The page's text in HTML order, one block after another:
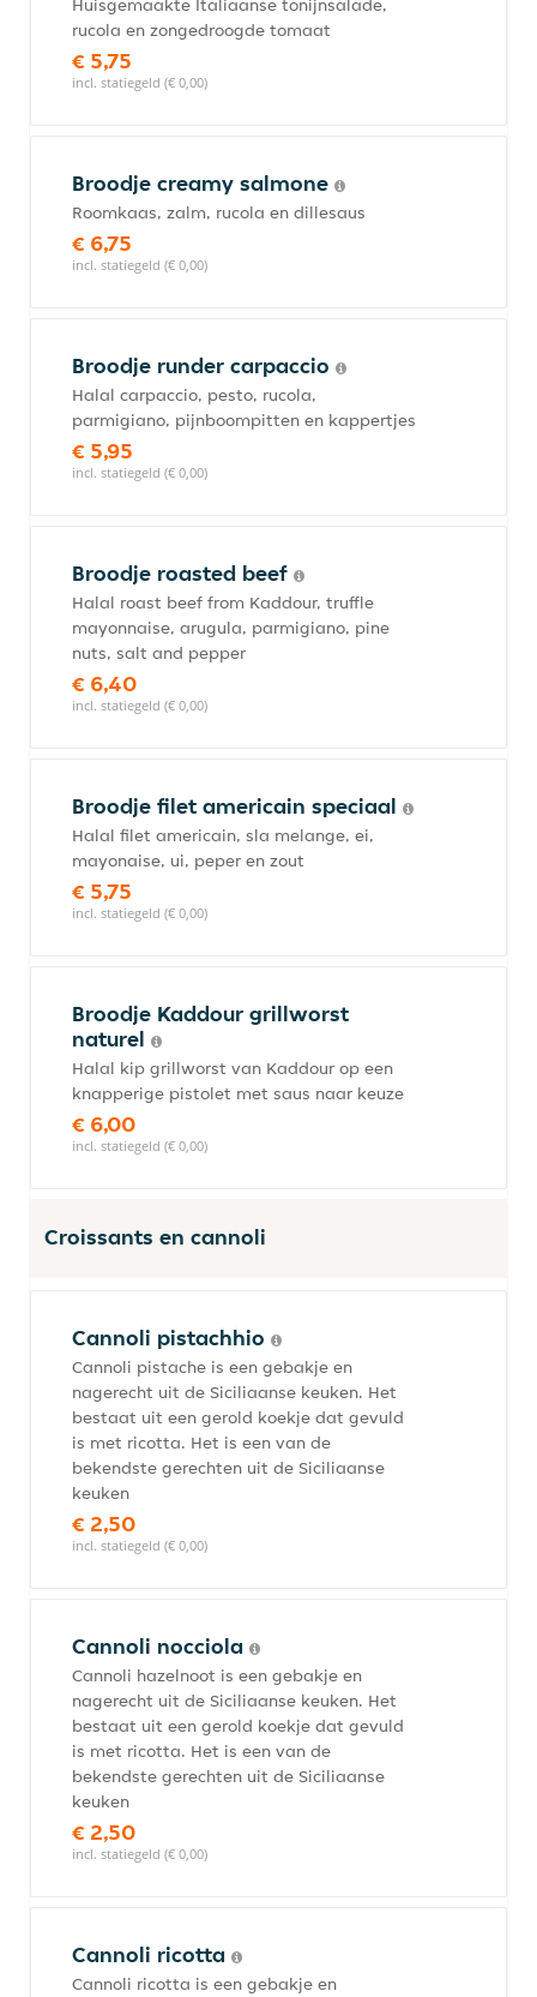
Huisgemaakte Italiaanse tonijnsalade,
rucola en zongedroogde tomaat
€ 5,75
incl. statiegeld (€ 0,00)
Broodje creamy salmone
Roomkaas, zalm, rucola en dillesaus
€ 6,75
incl. statiegeld (€ 0,00)
Broodje runder carpaccio
Halal carpaccio, pesto, rucola,
parmigiano, pijnboompitten en kappertjes
€ 5,95
incl. statiegeld (€ 0,00)
Broodje roasted beef
Halal roast beef from Kaddour, truffle
mayonnaise, arugula, parmigiano, pine
nuts, salt and pepper
€ 6,40
incl. statiegeld (€ 0,00)
Broodje filet americain speciaal
Halal filet americain, sla melange, ei,
mayonaise, ui, peper en zout
€ 5,75
incl. statiegeld (€ 0,00)
Broodje Kaddour grillworst
naturel
Halal kip grillworst van Kaddour op een
knapperige pistolet met saus naar keuze
€ 6,00
incl. statiegeld (€ 0,00)
Croissants en cannoli
Cannoli pistachhio
Cannoli pistache is een gebakje en
nagerecht uit de Siciliaanse keuken. Het
bestaat uit een gerold koekje dat gevuld
is met ricotta. Het is een van de
bekendste gerechten uit de Siciliaanse
keuken
€ 2,50
incl. statiegeld (€ 0,00)
Cannoli nocciola
Cannoli hazelnoot is een gebakje en
nagerecht uit de Siciliaanse keuken. Het
bestaat uit een gerold koekje dat gevuld
is met ricotta. Het is een van de
bekendste gerechten uit de Siciliaanse
keuken
€ 2,50
incl. statiegeld (€ 0,00)
Cannoli ricotta
Cannoli ricotta is een gebakje en